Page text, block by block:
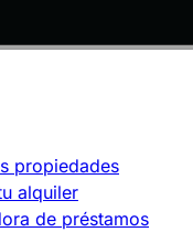
propiedades
alquiler
de préstamos